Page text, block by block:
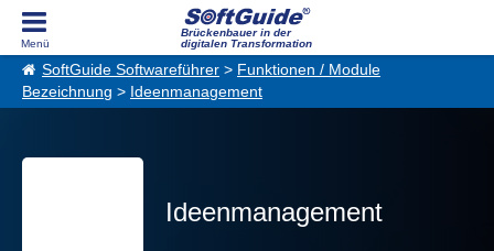
Brückenbauer in der
digitalen Transformation
SoftGuide Softwareführer > Funktionen / Module
Bezeichnung > Ideenmanagement
Ideenmanagement